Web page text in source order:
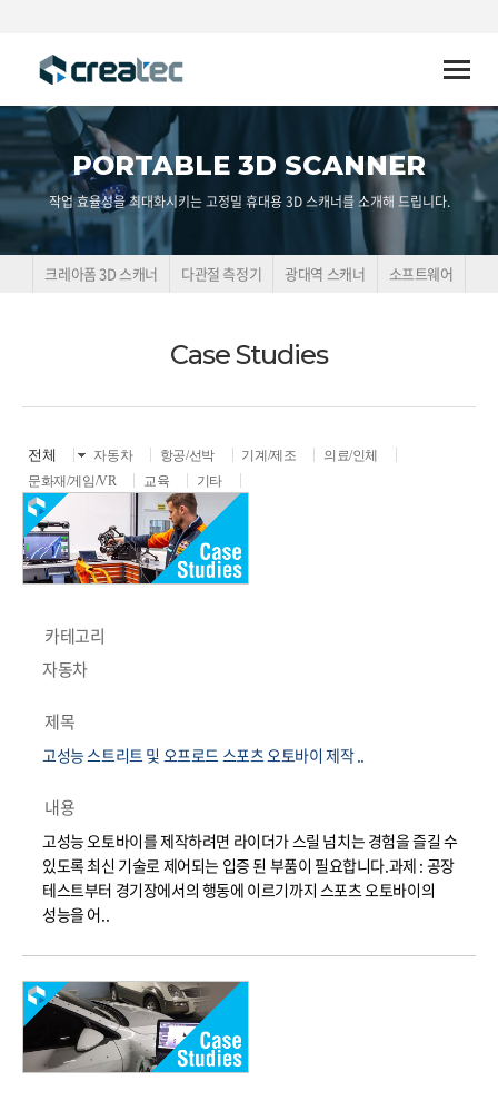
Toggle
PORTABLE 3D SCANNER
작업 효율성을 최대화시키는 고정밀 휴대용 3D 스캐너를 소개해 드립니다.
크레아폼 3D 스캐너 다관절 측정기 광대역 스캐너 소프트웨어
Case Studies
전체 자동차 항공/선박 기계/제조
의료/인체
문화재/게임/VR
교육 기타
카테고리
자동차
제목
고성능 스트리트 및 오프로드 스포츠 오토바이 제작 ..
내용
고성능 오토바이를 제작하려면 라이더가 스릴 넘치는 경험을 즐길 수
있도록 최신 기술로 제어되는 입증 된 부품이 필요합니다.과제 : 공장
테스트부터 경기장에서의 행동에 이르기까지 스포츠 오토바이의
성능을 어..